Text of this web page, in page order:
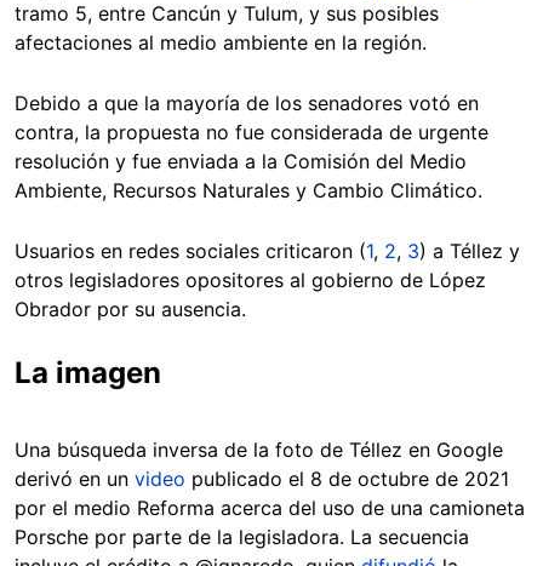
tramo 5, entre Cancún y Tulum, y sus posibles
afectaciones al medio ambiente en la región.
Debido a que la mayoría de los senadores votó en
contra, la propuesta no fue considerada de urgente
resolución y fue enviada a la Comisión del Medio
Ambiente, Recursos Naturales y Cambio Climático.
Usuarios en redes sociales criticaron (1, 2, 3) a Téllez y
otros legisladores opositores al gobierno de López
Obrador por su ausencia.
La imagen
Una búsqueda inversa de la foto de Téllez en Google
derivó en un video publicado el 8 de octubre de 2021
por el medio Reforma acerca del uso de una camioneta
Porsche por parte de la legisladora. La secuencia